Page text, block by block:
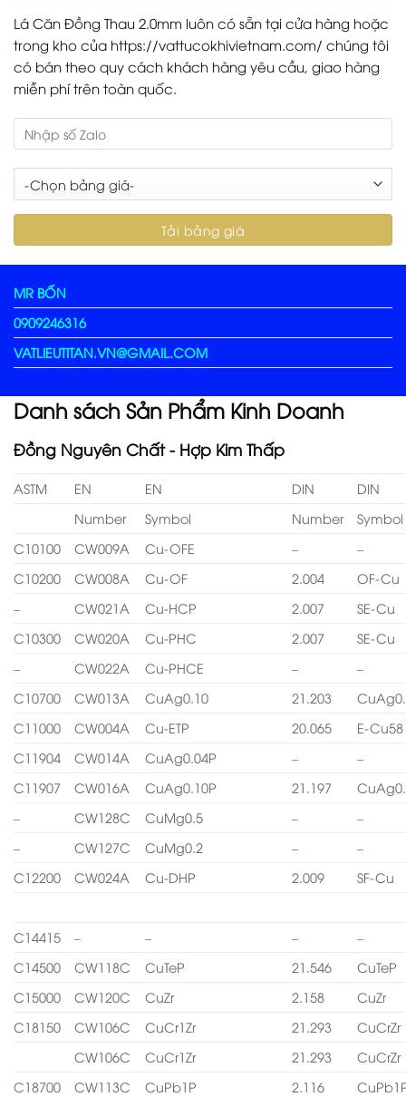
Lá Căn Đồng Thau 2.0mm luôn có sẵn tại cửa hàng hoặc
trong kho của https://vattucokhivietnam.com/ chúng tôi
có bán theo quy cách khách hàng yêu cầu, giao hàng
miễn phí trên toàn quốc.
MR BỐN
0909246316
VATLIEUTITAN.VN@GMAIL.COM
Danh sách Sản Phẩm Kinh Doanh
Đồng Nguyên Chất - Hợp Kim Thấp
ASTM EN EN DIN
DIN
Number
Symbol Number
Symbol
C10100
CW009A Cu-OFE –
–
C10200
CW008A Cu-OF 2.004
OF-Cu
–
CW021A Cu-HCP 2.007
SE-Cu
C10300
CW020A Cu-PHC 2.007
SE-Cu
–
CW022A Cu-PHCE –
–
C10700
CW013A CuAg0.10 21.203
C11000
CW004A Cu-ETP 20.065
E-Cu58
C11904
CW014A CuAg0.04P –
–
C11907
CW016A CuAg0.10P 21.197
–
CW128C CuMg0.5 –
–
–
CW127C CuMg0.2 –
–
C12200
CW024A Cu-DHP 2.009 SF-Cu
C14415 – – –
–
C14500
CW118C CuTeP 21.546
CuTeP
C15000
CW120C CuZr 2.158
CuZr
C18150
CW106C CuCr1Zr 21.293
CuCrZr
CW106C
CuCr1Zr 21.293
CuCrZr
C18700
CW113C CuPb1P 2.116